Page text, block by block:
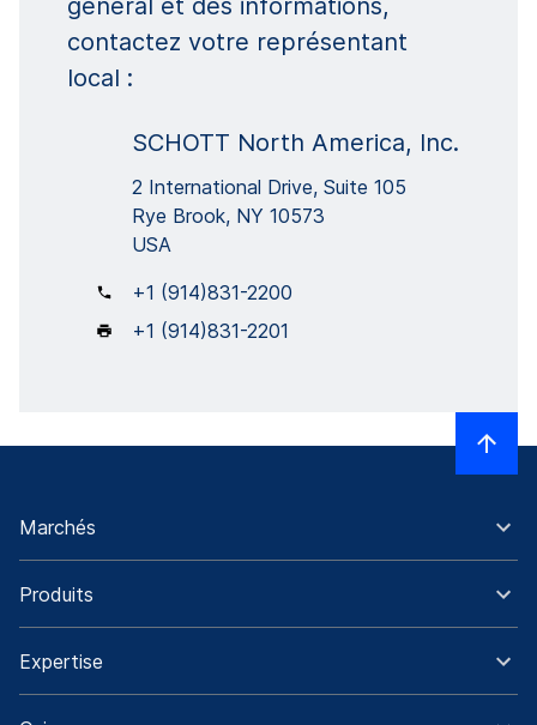
contactez votre représentant
local :
SCHOTT North America, Inc.
2 International Drive, Suite 105
Rye Brook, NY 10573
USA
+1 (914)831-2200
+1 (914)831-2201
Marchés
Produits
Expertise